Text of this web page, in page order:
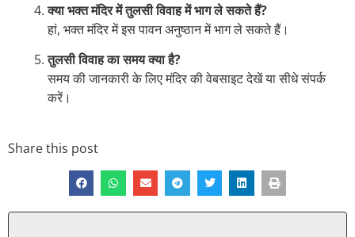
क्या भक्त मंदिर में तुलसी विवाह में भाग ले सकते हैं?
हां, भक्त मंदिर में इस पावन अनुष्ठान में भाग ले सकते हैं।
तुलसी विवाह का समय क्या है?
समय की जानकारी के लिए मंदिर की वेबसाइट देखें या सीधे संपर्क
करें।
Share this post